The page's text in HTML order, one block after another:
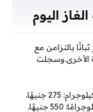
اليوم
بالتزامن مع
الأخرى.وسجلت